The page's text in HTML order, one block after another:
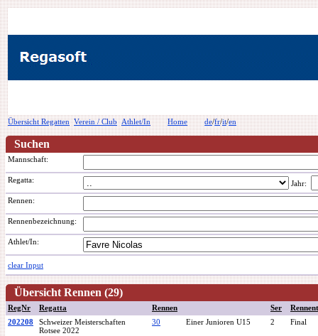
Übersicht Regatten Verein / Club Athlet/In Home de/fr/it/en
Suchen
Mannschaft:
Regatta:
Jahr:
Rennen:
Rennenbezeichnung:
Athlet/In:
clear Input
Übersicht Rennen (29)
RegNr Regatta Rennen Ser
202208
Schweizer Meisterschaften
Rotsee 2022
30 Einer Junioren U15 2 Final